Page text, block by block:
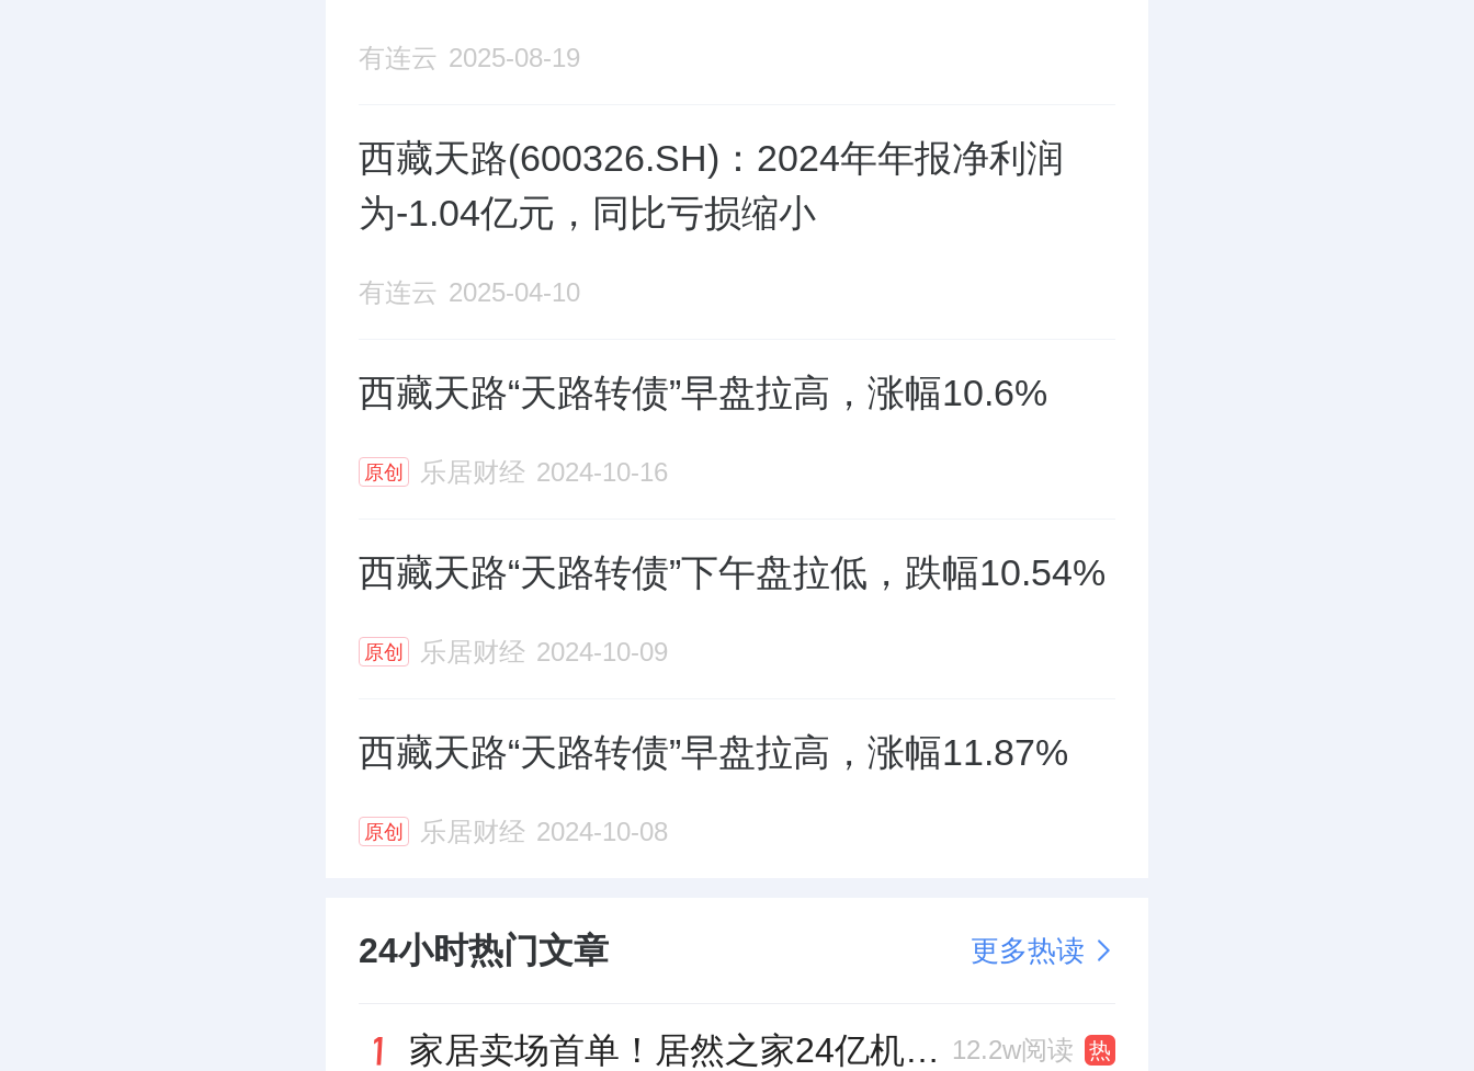
有连云 2025-08-19
西藏天路(600326.SH)：2024年年报净利润
为-1.04亿元，同比亏损缩小
有连云 2025-04-10
西藏天路“天路转债”早盘拉高，涨幅10.6%
原创 乐居财经 2024-10-16
西藏天路“天路转债”下午盘拉低，跌幅10.54%
原创 乐居财经 2024-10-09
西藏天路“天路转债”早盘拉高，涨幅11.87%
原创 乐居财经 2024-10-08
24小时热门文章 更多热读
家居卖场首单！居然之家24亿机构间REITs获深交所无异议函 12.2w阅读 热